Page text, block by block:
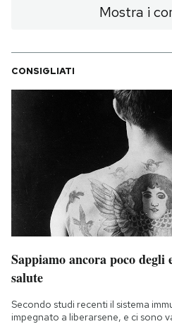
Mostra i
CONSIGLIATI
Sappiamo ancora poco
salute
Secondo studi recenti il sistema
impegnato a liberarsene, e ci sono